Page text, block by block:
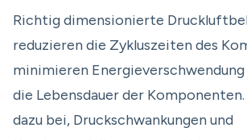
Richtig dimensionierte
reduzieren die Zykluszeiten des
minimieren
die Lebensdauer der
dazu bei, Druckschwankungen und